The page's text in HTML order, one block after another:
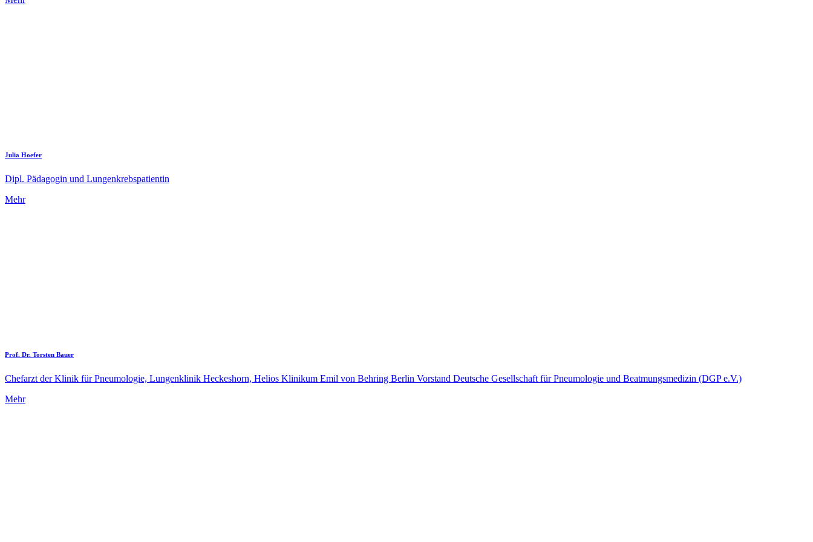
Julia Hoefer
Dipl. Pädagogin und Lungenkrebspatientin
Mehr
Prof. Dr. Torsten Bauer
Chefarzt der Klinik für Pneumologie, Lungenklinik Heckeshorn, Helios Klinikum Emil von Behring Berlin Vorstand Deutsche Gesellschaft für Pneumologie und Beatmungsmedizin (DGP e.V.)
Mehr